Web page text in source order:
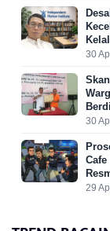
30
30
29